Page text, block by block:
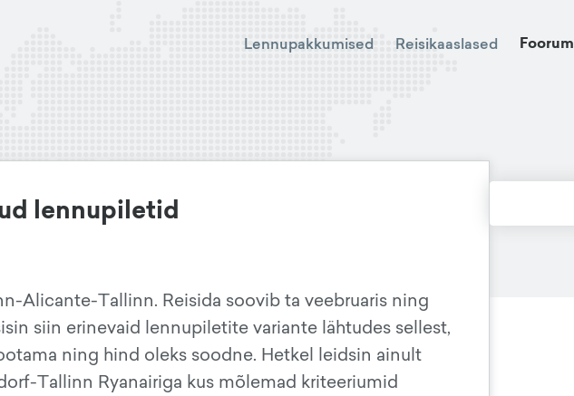
Lennupakkumised Reisikaaslased Foorum
lennupiletid
Alicante-Tallinn. Reisida soovib ta veebruaris ning
siin erinevaid lennupiletite variante lähtudes sellest,
ning hind oleks soodne. Hetkel leidsin ainult
Tallinn Ryanairiga kus mõlemad kriteeriumid